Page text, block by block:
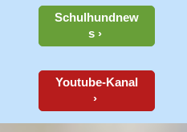
Schulhundnew
s
Youtube-Kanal